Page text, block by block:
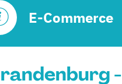
E-Commerce